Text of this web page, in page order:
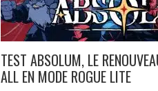
TEST ABSOLUM, LE
ALL EN MODE ROGUE LITE